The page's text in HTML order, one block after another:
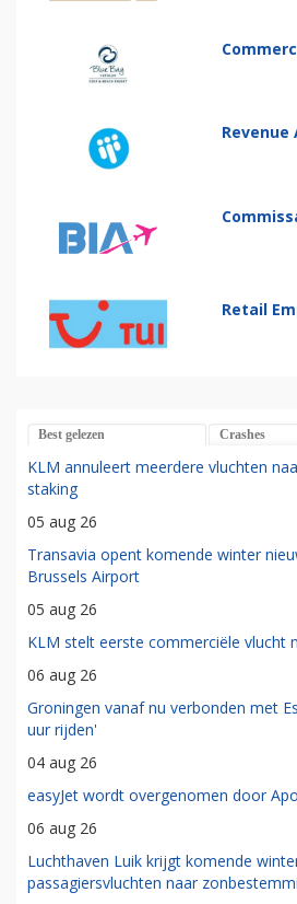
Revenue
Retail
Best gelezen Crashes
KLM annuleert meerdere vluchten
staking
05 aug 26
Transavia opent komende winter
Brussels Airport
05 aug 26
KLM stelt eerste commerciële vlucht
06 aug 26
Groningen vanaf nu verbonden met
uur rijden'
04 aug 26
easyJet wordt overgenomen door
06 aug 26
Luchthaven Luik krijgt komende
passagiersvluchten naar